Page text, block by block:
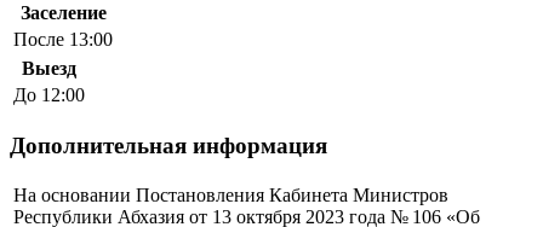
Заселение
После 13:00
Выезд
До 12:00
Дополнительная информация
На основании Постановления Кабинета Министров
Республики Абхазия от 13 октября 2023 года № 106 «Об